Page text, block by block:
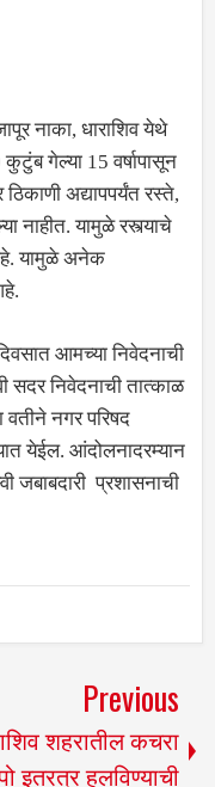
नाका, धाराशिव येथे
गेल्या 15 वर्षापासून
अद्यापपर्यंत रस्ते,
नाहीत. यामुळे रस्त्याचे
यामुळे अनेक
आमच्या निवेदनाची
सदर निवेदनाची तात्काळ
वतीने नगर परिषद
येईल. आंदोलनादरम्यान
जबाबदारी प्रशासनाची
Previous
शहरातील कचरा
इतरत्र हलविण्याची